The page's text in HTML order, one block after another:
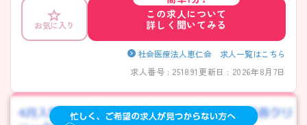
しやすい環境が整っています。 また、残業は月平均3～5時間と少なく、有
給取得率も100％とオン・オフのメリハリをつけて働ける環境です。無理
のない勤務体制のもと、長く安定してご勤務いただけます。 働きやすさ
と安心感の両方を重視したい方におすすめの求人です。ご興味のある方
は、ぜひお気軽にお問い合わせください◎
お気に入り
この求人について
詳しく聞いてみる
社会医療法人恵仁会 求人一覧はこちら
求人番号 : 251891 更新日 : 2026年8月7日